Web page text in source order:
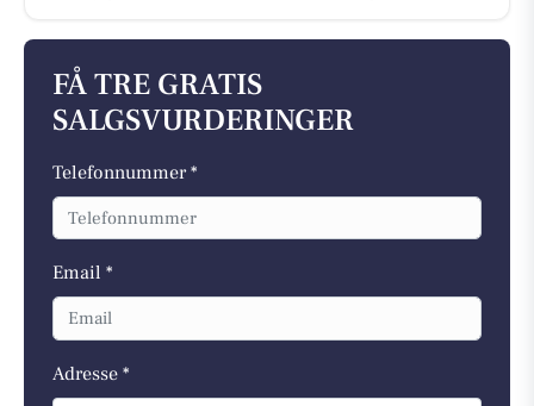
FÅ TRE GRATIS
SALGSVURDERINGER
Telefonnummer *
Email *
Adresse *